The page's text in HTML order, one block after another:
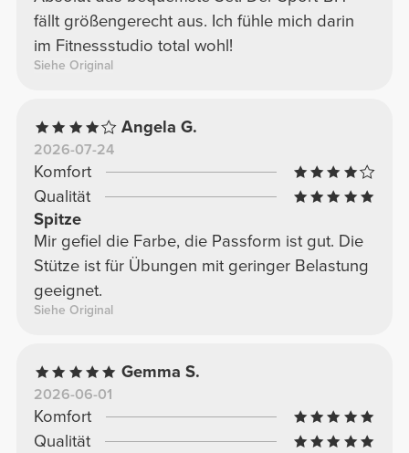
fällt größengerecht aus. Ich fühle mich darin
im Fitnessstudio total wohl!
Siehe Original
Angela G.
2026-07-24
Komfort
Qualität
Spitze
Mir gefiel die Farbe, die Passform ist gut. Die
Stütze ist für Übungen mit geringer Belastung
geeignet.
Siehe Original
Gemma S.
2026-06-01
Komfort
Qualität